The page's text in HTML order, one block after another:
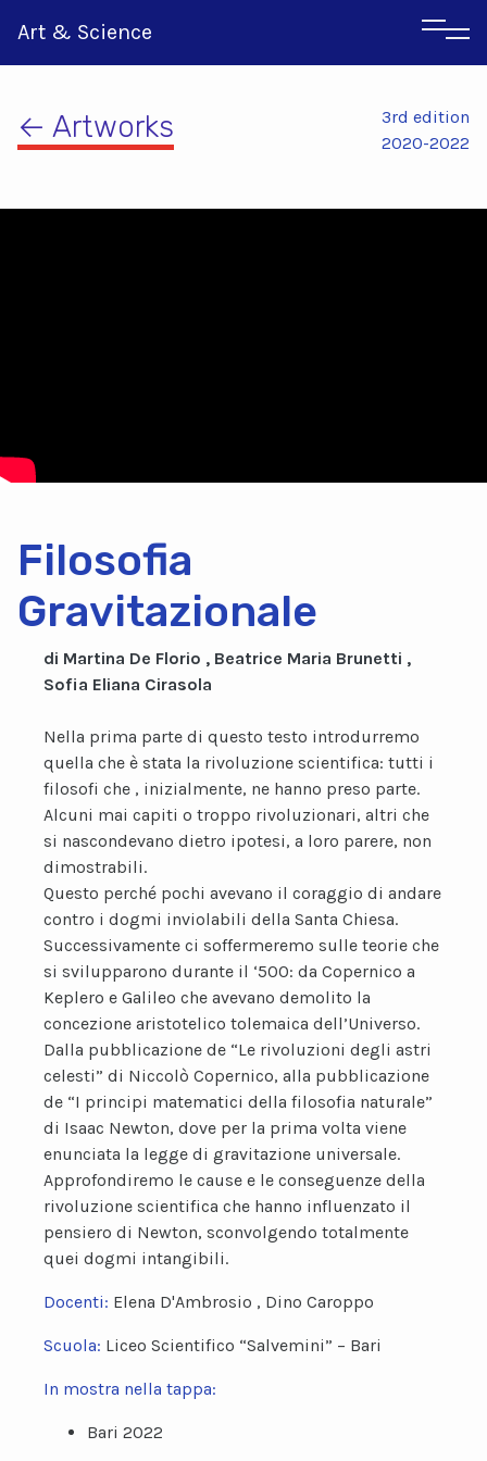
Art & Science
← Artworks
3rd edition
2020-2022
Filosofia
Gravitazionale
di Martina De Florio , Beatrice Maria Brunetti ,
Sofia Eliana Cirasola
Nella prima parte di questo testo introdurremo
quella che è stata la rivoluzione scientifica: tutti i
filosofi che , inizialmente, ne hanno preso parte.
Alcuni mai capiti o troppo rivoluzionari, altri che
si nascondevano dietro ipotesi, a loro parere, non
dimostrabili.
Questo perché pochi avevano il coraggio di andare
contro i dogmi inviolabili della Santa Chiesa.
Successivamente ci soffermeremo sulle teorie che
si svilupparono durante il ‘500: da Copernico a
Keplero e Galileo che avevano demolito la
concezione aristotelico tolemaica dell’Universo.
Dalla pubblicazione de “Le rivoluzioni degli astri
celesti” di Niccolò Copernico, alla pubblicazione
de “I principi matematici della filosofia naturale”
di Isaac Newton, dove per la prima volta viene
enunciata la legge di gravitazione universale.
Approfondiremo le cause e le conseguenze della
rivoluzione scientifica che hanno influenzato il
pensiero di Newton, sconvolgendo totalmente
quei dogmi intangibili.
Docenti: Elena D'Ambrosio , Dino Caroppo
Scuola: Liceo Scientifico “Salvemini” – Bari
In mostra nella tappa:
Bari 2022